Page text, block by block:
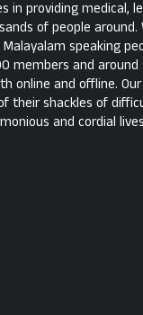
in providing medical,
of people
speaking
members and around
online and offline.
their shackles of
and cordial